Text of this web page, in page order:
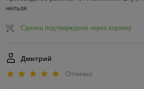
нельзя.
Сделка подтверждена через корзину
Дмитрий
Отлично